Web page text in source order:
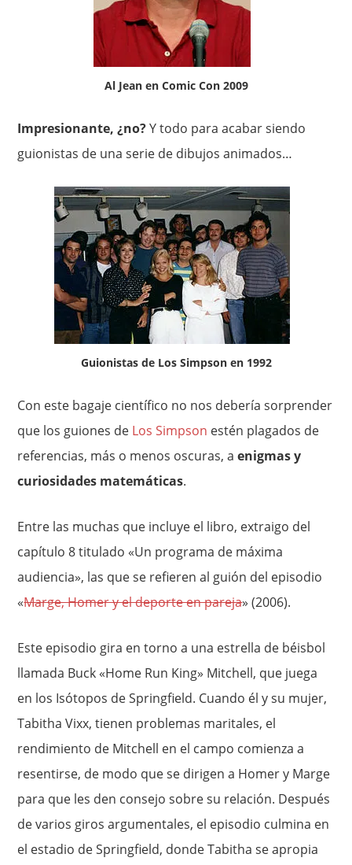
Al Jean en Comic Con 2009
Impresionante, ¿no?Y todo para acabar siendo
guionistas de una serie de dibujos animados…
Guionistas de Los Simpson en 1992
Con este bagaje científico no nos debería sorprender
que los guiones de Los Simpson estén plagados de
referencias, más o menos oscuras, aenigmas y
curiosidades matemáticas.
Entre las muchas que incluye el libro, extraigo del
capítulo 8 titulado «Un programa de máxima
audiencia», las que se refieren al guión del episodio
«Marge, Homer y el deporte en pareja» (2006).
Este episodio gira en torno a una estrella de béisbol
llamada Buck «Home Run King» Mitchell, que juega
en los Isótopos de Springfield. Cuando él y su mujer,
Tabitha Vixx, tienen problemas maritales, el
rendimiento de Mitchell en el campo comienza a
resentirse, de modo que se dirigen a Homer y Marge
para que les den consejo sobre su relación. Después
de varios giros argumentales, el episodio culmina en
el estadio de Springfield, donde Tabitha se apropia